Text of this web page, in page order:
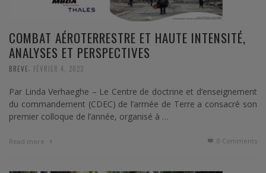
COMBAT AÉROTERRESTRE ET HAUTE INTENSITÉ,
ANALYSES ET PERSPECTIVES
BREVE FÉVRIER 4, 2023
Par Linda Verhaeghe – Le Centre de doctrine et d’enseignement
du commandement (CDEC) de l’armée de Terre a consacré son
premier colloque de l’année, organisé à …
Read more 0 Comments